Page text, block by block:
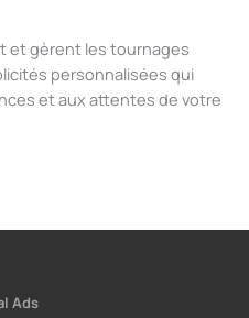
et gèrent les tournages
personnalisées qui
et aux attentes de votre
Ads